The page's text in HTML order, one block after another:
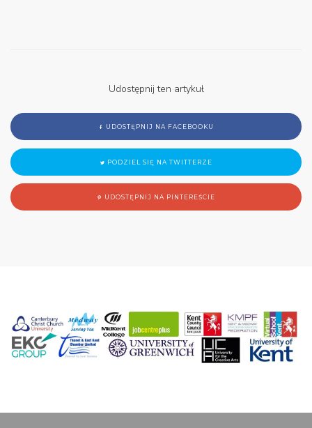
Udostępnij ten artykuł
UDOSTĘPNIJ NA FACEBOOKU
PODZIEL SIĘ NA TWITTERZE
UDOSTĘPNIJ NA PINTEREŚCIE